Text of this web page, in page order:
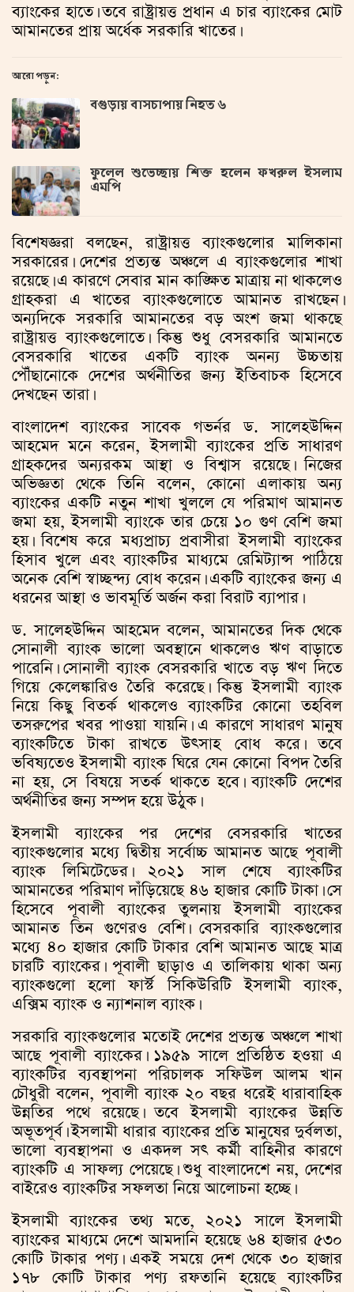
ব্যাংকের হাতে। তবে রাষ্ট্রায়ত্ত প্রধান এ চার ব্যাংকের মোট
আমানতের প্রায় অর্ধেক সরকারি খাতের।
আরো পড়ুন:
বগুড়ায় বাসচাপায় নিহত ৬
ফুলেল শুভেচ্ছায় শিক্ত হলেন ফখরুল ইসলাম
এমপি
বিশেষজ্ঞরা বলছেন, রাষ্ট্রায়ত্ত ব্যাংকগুলোর মালিকানা
সরকারের। দেশের প্রত্যন্ত অঞ্চলে এ ব্যাংকগুলোর শাখা
রয়েছে। এ কারণে সেবার মান কাঙ্ক্ষিত মাত্রায় না থাকলেও
গ্রাহকরা এ খাতের ব্যাংকগুলোতে আমানত রাখছেন।
অন্যদিকে সরকারি আমানতের বড় অংশ জমা থাকছে
রাষ্ট্রায়ত্ত ব্যাংকগুলোতে। কিন্তু শুধু বেসরকারি আমানতে
বেসরকারি খাতের একটি ব্যাংক অনন্য উচ্চতায়
পৌঁছানোকে দেশের অর্থনীতির জন্য ইতিবাচক হিসেবে
দেখছেন তারা।
বাংলাদেশ ব্যাংকের সাবেক গভর্নর ড. সালেহউদ্দিন
আহমেদ মনে করেন, ইসলামী ব্যাংকের প্রতি সাধারণ
গ্রাহকদের অন্যরকম আস্থা ও বিশ্বাস রয়েছে। নিজের
অভিজ্ঞতা থেকে তিনি বলেন, কোনো এলাকায় অন্য
ব্যাংকের একটি নতুন শাখা খুললে যে পরিমাণ আমানত
জমা হয়, ইসলামী ব্যাংকে তার চেয়ে ১০ গুণ বেশি জমা
হয়। বিশেষ করে মধ্যপ্রাচ্য প্রবাসীরা ইসলামী ব্যাংকের
হিসাব খুলে এবং ব্যাংকটির মাধ্যমে রেমিট্যান্স পাঠিয়ে
অনেক বেশি স্বাচ্ছন্দ্য বোধ করেন। একটি ব্যাংকের জন্য এ
ধরনের আস্থা ও ভাবমূর্তি অর্জন করা বিরাট ব্যাপার।
ড. সালেহউদ্দিন আহমেদ বলেন, আমানতের দিক থেকে
সোনালী ব্যাংক ভালো অবস্থানে থাকলেও ঋণ বাড়াতে
পারেনি। সোনালী ব্যাংক বেসরকারি খাতে বড় ঋণ দিতে
গিয়ে কেলেঙ্কারিও তৈরি করেছে। কিন্তু ইসলামী ব্যাংক
নিয়ে কিছু বিতর্ক থাকলেও ব্যাংকটির কোনো তহবিল
তসরুপের খবর পাওয়া যায়নি। এ কারণে সাধারণ মানুষ
ব্যাংকটিতে টাকা রাখতে উৎসাহ বোধ করে। তবে
ভবিষ্যতেও ইসলামী ব্যাংক ঘিরে যেন কোনো বিপদ তৈরি
না হয়, সে বিষয়ে সতর্ক থাকতে হবে। ব্যাংকটি দেশের
অর্থনীতির জন্য সম্পদ হয়ে উঠুক।
ইসলামী ব্যাংকের পর দেশের বেসরকারি খাতের
ব্যাংকগুলোর মধ্যে দ্বিতীয় সর্বোচ্চ আমানত আছে পূবালী
ব্যাংক লিমিটেডের। ২০২১ সাল শেষে ব্যাংকটির
আমানতের পরিমাণ দাঁড়িয়েছে ৪৬ হাজার কোটি টাকা। সে
হিসেবে পূবালী ব্যাংকের তুলনায় ইসলামী ব্যাংকের
আমানত তিন গুণেরও বেশি। বেসরকারি ব্যাংকগুলোর
মধ্যে ৪০ হাজার কোটি টাকার বেশি আমানত আছে মাত্র
চারটি ব্যাংকের। পূবালী ছাড়াও এ তালিকায় থাকা অন্য
ব্যাংকগুলো হলো ফার্স্ট সিকিউরিটি ইসলামী ব্যাংক,
এক্সিম ব্যাংক ও ন্যাশনাল ব্যাংক।
সরকারি ব্যাংকগুলোর মতোই দেশের প্রত্যন্ত অঞ্চলে শাখা
আছে পূবালী ব্যাংকের। ১৯৫৯ সালে প্রতিষ্ঠিত হওয়া এ
ব্যাংকটির ব্যবস্থাপনা পরিচালক সফিউল আলম খান
চৌধুরী বলেন, পূবালী ব্যাংক ২০ বছর ধরেই ধারাবাহিক
উন্নতির পথে রয়েছে। তবে ইসলামী ব্যাংকের উন্নতি
অভূতপূর্ব। ইসলামী ধারার ব্যাংকের প্রতি মানুষের দুর্বলতা,
ভালো ব্যবস্থাপনা ও একদল সৎ কর্মী বাহিনীর কারণে
ব্যাংকটি এ সাফল্য পেয়েছে। শুধু বাংলাদেশে নয়, দেশের
বাইরেও ব্যাংকটির সফলতা নিয়ে আলোচনা হচ্ছে।
ইসলামী ব্যাংকের তথ্য মতে, ২০২১ সালে ইসলামী
ব্যাংকের মাধ্যমে দেশে আমদানি হয়েছে ৬৪ হাজার ৫৩০
কোটি টাকার পণ্য। একই সময়ে দেশ থেকে ৩০ হাজার
১৭৮ কোটি টাকার পণ্য রফতানি হয়েছে ব্যাংকটির